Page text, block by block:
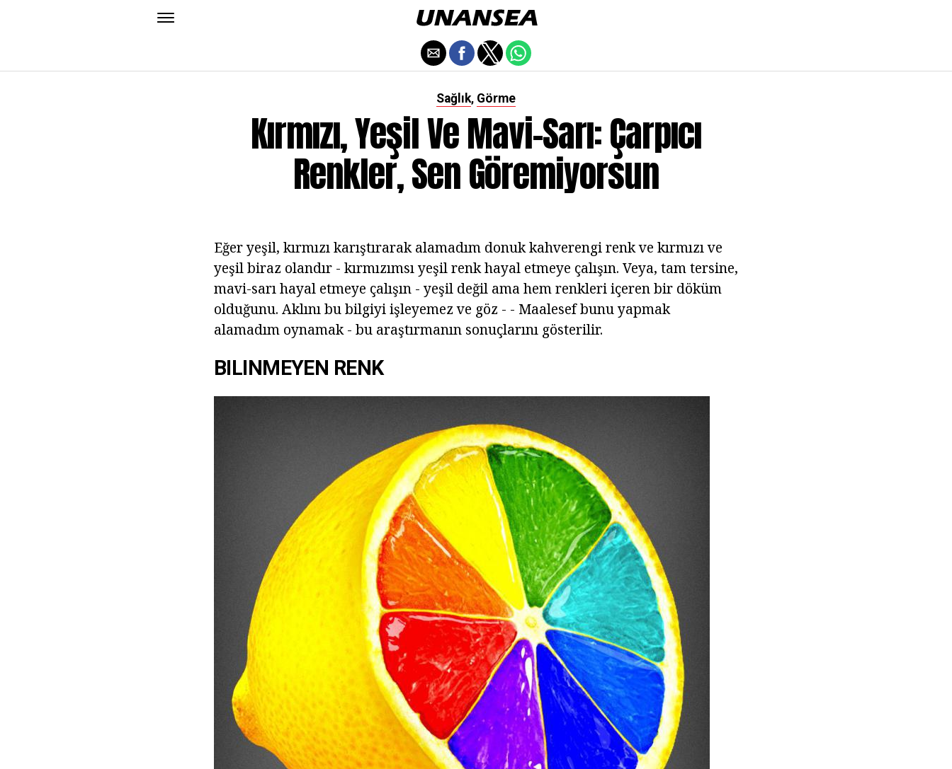
Sağlık, Görme
Kırmızı, Yeşil Ve Mavi-Sarı: Çarpıcı
Renkler, Sen Göremiyorsun
Eğer yeşil, kırmızı karıştırarak alamadım donuk kahverengi renk ve kırmızı ve
yeşil biraz olandır - kırmızımsı yeşil renk hayal etmeye çalışın. Veya, tam tersine,
mavi-sarı hayal etmeye çalışın - yeşil değil ama hem renkleri içeren bir döküm
olduğunu. Aklını bu bilgiyi işleyemez ve göz - - Maalesef bunu yapmak
alamadım oynamak - bu araştırmanın sonuçlarını gösterilir.
BILINMEYEN RENK